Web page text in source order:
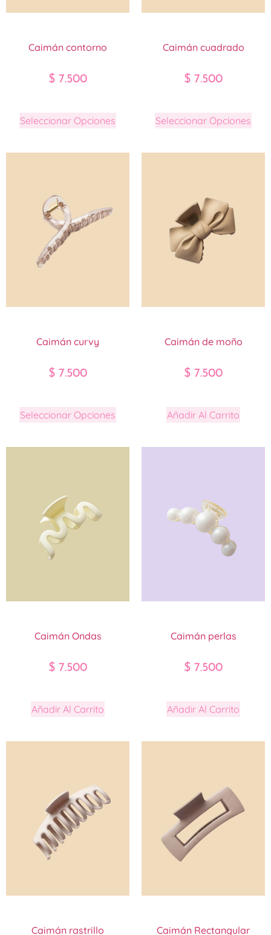
Caimán contorno
$ 7.500
Seleccionar Opciones
Caimán cuadrado
$ 7.500
Seleccionar Opciones
Caimán curvy
$ 7.500
Seleccionar Opciones
Caimán de moño
$ 7.500
Añadir Al Carrito
Caimán Ondas
$ 7.500
Añadir Al Carrito
Caimán perlas
$ 7.500
Añadir Al Carrito
Caimán rastrillo Caimán Rectangular